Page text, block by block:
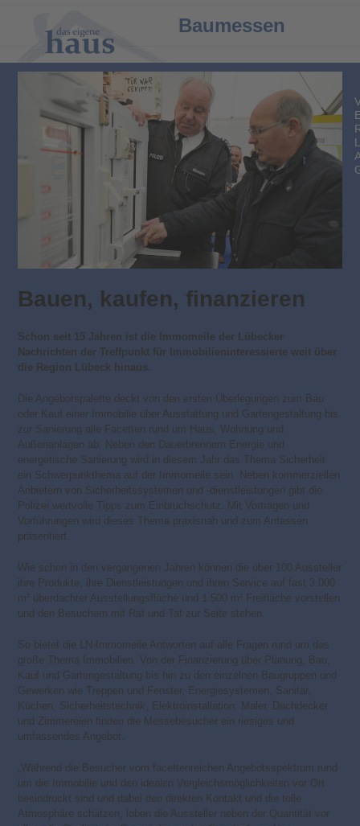
mobile
menu
mobile
menu
Baumessen
Bauen, kaufen, finanzieren
Schon seit 15 Jahren ist die Immomeile der Lübecker
Nachrichten der Treffpunkt für Immobilieninteressierte weit über
die Region Lübeck hinaus.
Die Angebotspalette deckt von den ersten Überlegungen zum Bau
oder Kauf einer Immobilie über Ausstattung und Gartengestaltung bis
zur Sanierung alle Facetten rund um Haus, Wohnung und
Außenanlagen ab. Neben den Dauerbrennern Energie und
energetische Sanierung wird in diesem Jahr das Thema Sicherheit
ein Schwerpunkthema auf der Immomeile sein. Neben kommerziellen
Anbietern von Sicherheitssystemen und -dienstleistungen gibt die
Polizei wertvolle Tipps zum Einbruchschutz. Mit Vorträgen und
Vorführungen wird dieses Thema praxisnah und zum Anfassen
präsentiert.
Wie schon in den vergangenen Jahren können die über 100 Aussteller
ihre Produkte, ihre Dienstleistungen und ihren Service auf fast 3.000
m² überdachter Ausstellungsfläche und 1.500 m² Freifläche vorstellen
und den Besuchern mit Rat und Tat zur Seite stehen.
So bietet die LN-Immomeile Antworten auf alle Fragen rund um das
große Thema Immobilien. Von der Finanzierung über Planung, Bau,
Kauf und Gartengestaltung bis hin zu den einzelnen Baugruppen und
Gewerken wie Treppen und Fenster, Energiesystemen, Sanitär,
Küchen, Sicherheitstechnik, Elektroinstallation, Maler, Dachdecker
und Zimmereien finden die Messebesucher ein riesiges und
umfassendes Angebot.
„Während die Besucher vom facettenreichen Angebotsspektrum rund
um die Immobilie und den idealen Vergleichsmöglichkeiten vor Ort
beeindruckt sind und dabei den direkten Kontakt und die tolle
Atmosphäre schätzen, loben die Aussteller neben der Quantität vor
L